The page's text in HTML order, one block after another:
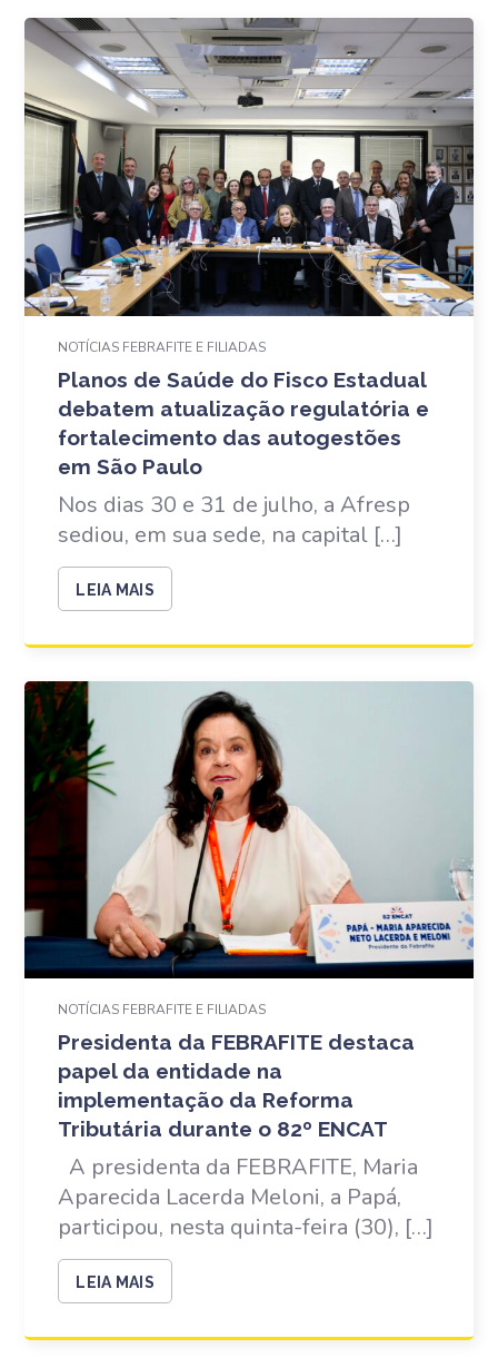
NOTÍCIAS FEBRAFITE E FILIADAS
Planos de Saúde do Fisco Estadual
debatem atualização regulatória e
fortalecimento das autogestões
em São Paulo
Nos dias 30 e 31 de julho, a Afresp
sediou, em sua sede, na capital […]
LEIA MAIS
NOTÍCIAS FEBRAFITE E FILIADAS
Presidenta da FEBRAFITE destaca
papel da entidade na
implementação da Reforma
Tributária durante o 82º ENCAT
A presidenta da FEBRAFITE, Maria
Aparecida Lacerda Meloni, a Papá,
participou, nesta quinta-feira (30), […]
LEIA MAIS